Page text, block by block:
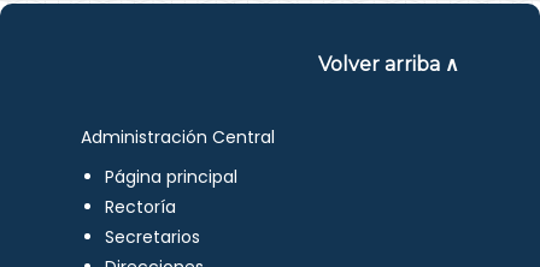
Volver arriba ∧
Administración Central
Página principal
Rectoría
Secretarios